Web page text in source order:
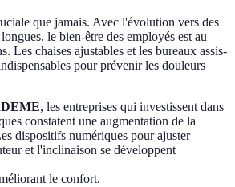
que jamais. Avec l'évolution vers des
le bien-être des employés est au
Les chaises ajustables et les bureaux assis-
pour prévenir les douleurs
, les entreprises qui investissent dans
constatent une augmentation de la
dispositifs numériques pour ajuster
et l'inclinaison se développent
le confort.